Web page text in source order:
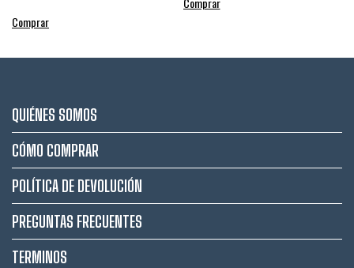
Comprar
QUIÉNES SOMOS
CÓMO COMPRAR
POLÍTICA DE DEVOLUCIÓN
PREGUNTAS FRECUENTES
TERMINOS